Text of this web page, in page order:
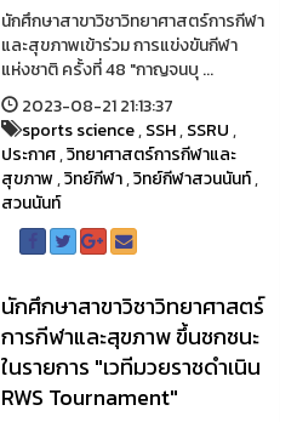
นักศึกษาสาขาวิชาวิทยาศาสตร์การกีฬา
และสุขภาพเข้าร่วม การแข่งขันกีฬา
แห่งชาติ ครั้งที่ 48 "กาญจนบุ ...
2023-08-21 21:13:37
sports science,SSH,SSRU,
ประกาศ,วิทยาศาสตร์การกีฬาและ
สุขภาพ,วิทย์กีฬา,วิทย์กีฬาสวนนันท์,
สวนนันท์
นักศึกษาสาขาวิชาวิทยาศาสตร์
การกีฬาและสุขภาพ ขึ้นชกชนะ
ในรายการ "เวทีมวยราชดำเนิน
RWS Tournament"